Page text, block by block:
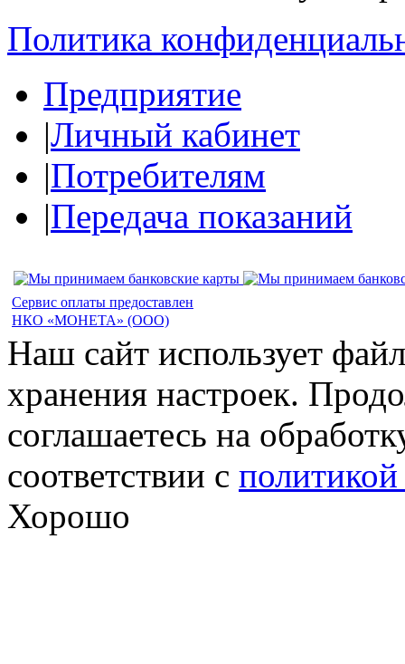
Политика
Предприятие
|Личный кабинет
|Потребителям
|Передача показаний
Сервис оплаты предоставлен
НКО «МОНЕТА» (ООО)
Наш сайт использует
хранения настроек.
соглашаетесь на
соответствии с
Хорошо